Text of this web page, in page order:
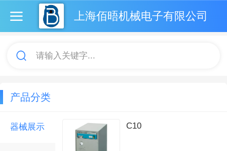
上海佰晤机械电子有限公司
请输入关键字...
产品分类
器械展示 C10